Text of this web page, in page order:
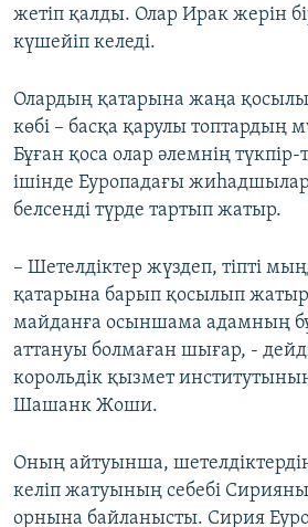
жетіп қалды. Олар Ирак жерін
күшейіп келеді.
Олардың қатарына жаңа
көбі – басқа қарулы топтардың
Бұған қоса олар әлемнің түкпір-
ішінде Еуропадағы
белсенді түрде тартып жатыр.
– Шетелдіктер жүздеп, тіпті
қатарына барып қосылып
майданға осыншама адамның
аттануы болмаған шығар, -
корольдік қызмет
Шашанк Жоши.
Оның айтуынша,
келіп жатуының себебі
орнына байланысты. Сирия